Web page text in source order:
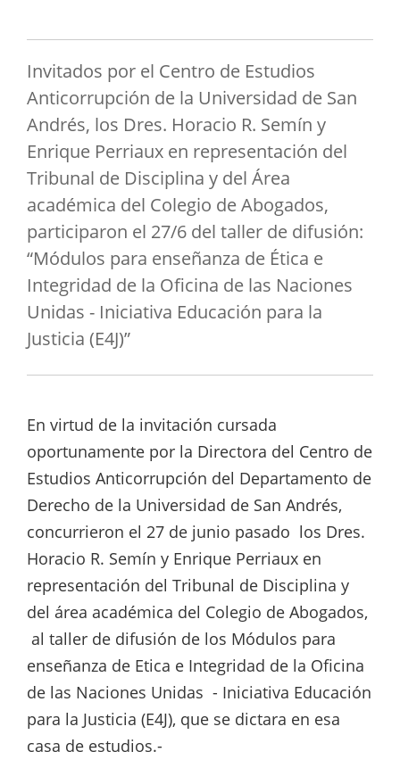
Invitados por el Centro de Estudios
Anticorrupción de la Universidad de San
Andrés, los Dres. Horacio R. Semín y
Enrique Perriaux en representación del
Tribunal de Disciplina y del Área
académica del Colegio de Abogados,
participaron el 27/6 del taller de difusión:
“Módulos para enseñanza de Ética e
Integridad de la Oficina de las Naciones
Unidas - Iniciativa Educación para la
Justicia (E4J)”
En virtud de la invitación cursada
oportunamente por la Directora del Centro de
Estudios Anticorrupción del Departamento de
Derecho de la Universidad de San Andrés,
concurrieron el 27 de junio pasado los Dres.
Horacio R. Semín y Enrique Perriaux en
representación del Tribunal de Disciplina y
del área académica del Colegio de Abogados,
al taller de difusión de los Módulos para
enseñanza de Etica e Integridad de la Oficina
de las Naciones Unidas - Iniciativa Educación
para la Justicia (E4J), que se dictara en esa
casa de estudios.-